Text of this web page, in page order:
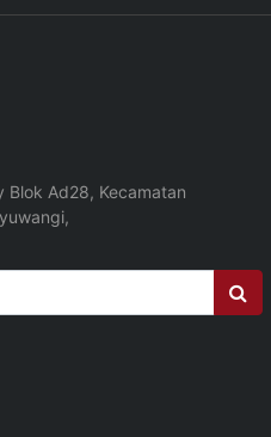
Blok Ad28, Kecamatan